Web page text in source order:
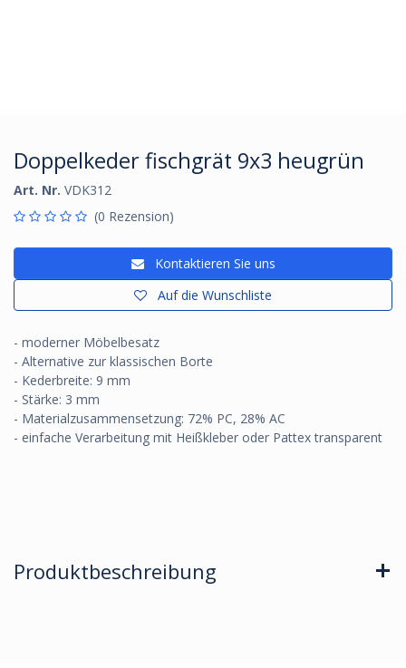
Doppelkeder fischgrät 9x3 heugrün
Art. Nr. VDK312
(0 Rezension)
Kontaktieren Sie uns
Auf die Wunschliste
- moderner Möbelbesatz
- Alternative zur klassischen Borte
- Kederbreite: 9 mm
- Stärke: 3 mm
- Materialzusammensetzung: 72% PC, 28% AC
- einfache Verarbeitung mit Heißkleber oder Pattex transparent
Produktbeschreibung